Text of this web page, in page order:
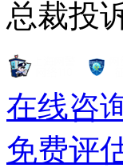
总裁投
在线咨
免费评